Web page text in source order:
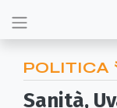
POLITICA
Sanità,